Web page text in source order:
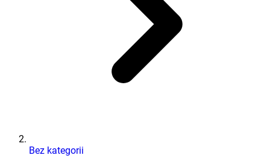
Bez kategorii